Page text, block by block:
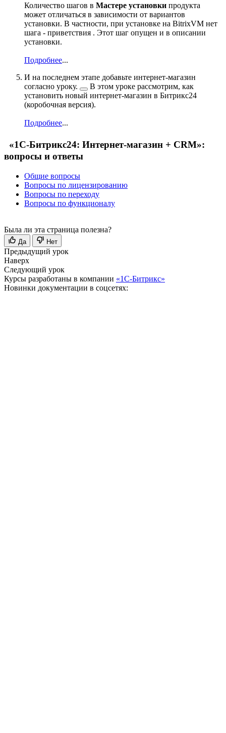
Количество шагов в Мастере установки продукта
может отличаться в зависимости от вариантов
установки. В частности, при установке на BitrixVM нет
шага - приветствия . Этот шаг опущен и в описании
установки.
Подробнее...
И на последнем этапе добавьте интернет-магазин
согласно уроку.
В этом уроке рассмотрим, как
установить новый интернет-магазин в Битрикс24
(коробочная версия).
Подробнее...
«1С-Битрикс24: Интернет-магазин + CRM»:
вопросы и ответы
Общие вопросы
Вопросы по лицензированию
Вопросы по переходу
Вопросы по функционалу
Была ли эта страница полезна?
Да Нет
Предыдущий урок
Наверх
Следующий урок
Курсы разработаны в компании «1С-Битрикс»
Новинки документации в соцсетях: